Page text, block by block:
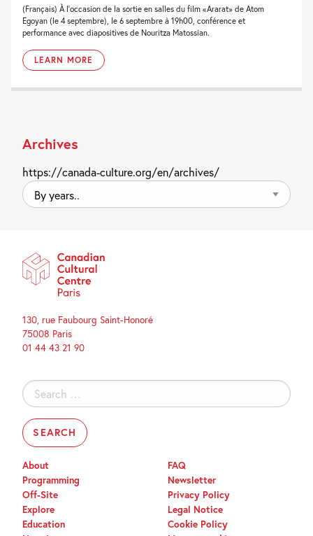
(Français) À l'occasion de la sortie en salles du film «Ararat» de Atom
Egoyan (le 4 septembre), le 6 septembre à 19h00, conférence et
performance avec diapositives de Nouritza Matossian.
LEARN MORE
Archives
https://canada-culture.org/en/archives/
By
years..
130, rue Faubourg Saint-Honoré
75008 Paris
01 44 43 21 90
Search
for:
About
Programming
Off-Site
Explore
Education
FAQ
Newsletter
Privacy Policy
Legal Notice
Cookie Policy